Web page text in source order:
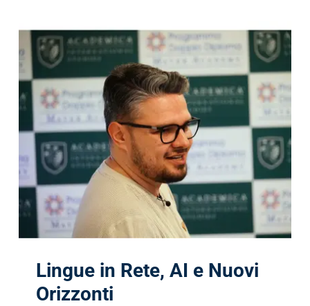
Lingue in Rete, AI e Nuovi
Orizzonti